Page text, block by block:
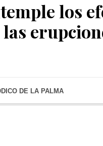
los
DE LA PALMA